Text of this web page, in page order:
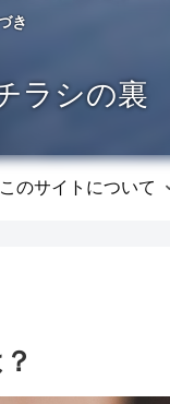
き
ラシの裏
このサイトについて